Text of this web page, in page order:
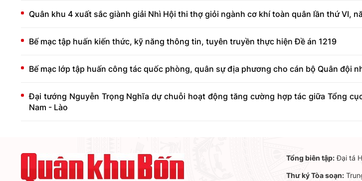
Quân khu 4 xuất sắc giành giải Nhì Hội thi thợ giỏi ngành cơ khí toàn quân lần thứ VI,
Bế mạc tập huấn kiến thức, kỹ năng thông tin, tuyên truyền thực hiện Đề án 1219
Bế mạc lớp tập huấn công tác quốc phòng, quân sự địa phương cho cán bộ Quân đội
Đại tướng Nguyễn Trọng Nghĩa dự chuỗi hoạt động tăng cường hợp tác giữa Tổng
Nam - Lào
Tổng biên tập:Đại tá
Thư ký Tòa soạn: